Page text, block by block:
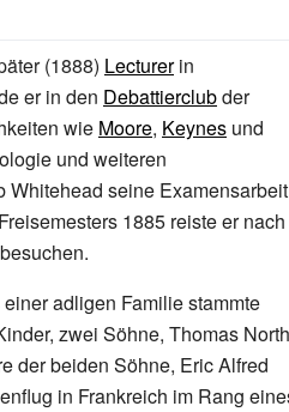
(1888) Lecturerin
er in den Debattierclubder
wie Moore, Keynes und
und weiteren
Whitehead seine Examensarbeit
1885 reiste er nach
adligen Familie stammte
zwei Söhne, Thomas North
der beiden Söhne, Eric Alfred
in Frankreich im Rang